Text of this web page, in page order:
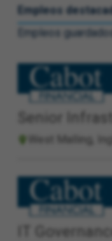
Empleos
Empleos
Senior
West Malling,
IT